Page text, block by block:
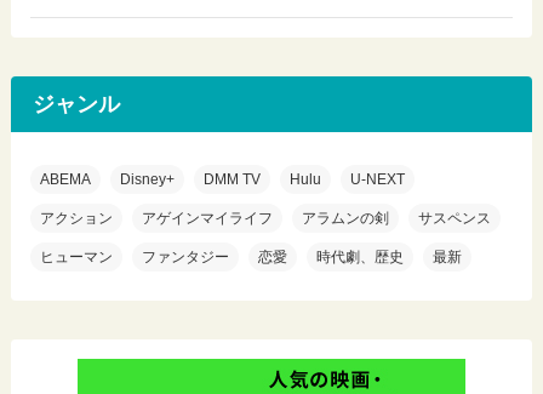
ジャンル
ABEMA Disney+ DMM TV Hulu U-NEXT
アクション アゲインマイライフ アラムンの剣 サスペンス
ヒューマン ファンタジー 恋愛 時代劇、歴史 最新